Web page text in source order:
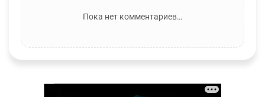
Пока нет комментариев…